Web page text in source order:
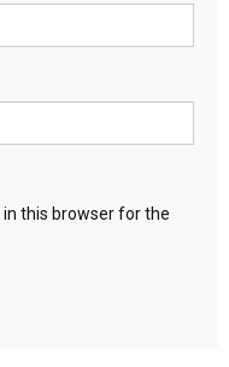
this browser for the